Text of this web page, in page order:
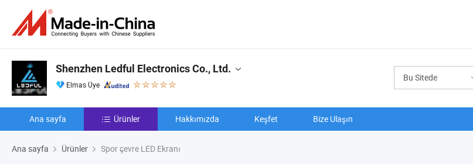
Bu Sitede
Shenzhen Ledful Electronics Co., Ltd.
Elmas Üye
Ana sayfa Ürünler Hakkımızda Keşfet Bize Ulaşın
Ana sayfa Ürünler Spor çevre LED Ekranı